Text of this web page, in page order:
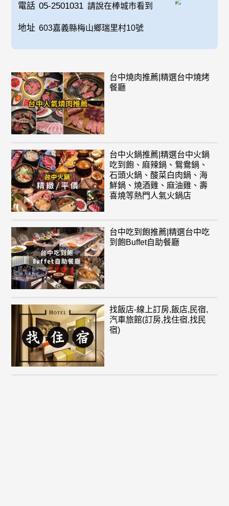
電話 05-2501031 請說在棒城市看到
地址 603嘉義縣梅山鄉瑞里村10號
台中燒肉推薦|精選台中燒烤
餐廳
台中火鍋推薦|精選台中火鍋
吃到飽、麻辣鍋、鴛鴦鍋、
石頭火鍋、酸菜白肉鍋、海
鮮鍋、燒酒雞、麻油雞、壽
喜燒等熱門人氣火鍋店
台中吃到飽推薦|精選台中吃
到飽Buffet自助餐廳
找飯店-線上訂房,飯店,民宿,
汽車旅館(訂房,找住宿,找民
宿)